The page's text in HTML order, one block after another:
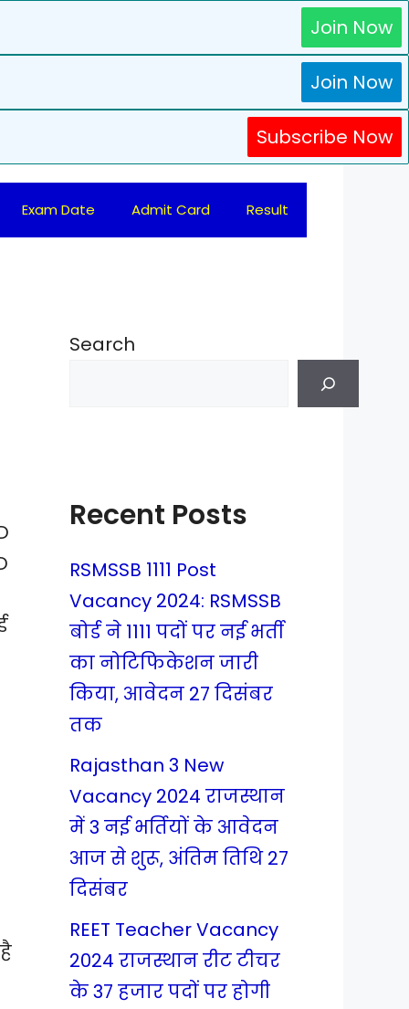
Join Now
Join Now
Subscribe Now
Exam Date Admit Card Result
Search
Recent Posts
RSMSSB 1111 Post
Vacancy 2024: RSMSSB
बोर्ड ने 1111 पदों पर नई भर्ती
का नोटिफिकेशन जारी
किया, आवेदन 27 दिसंबर
तक
Rajasthan 3 New
Vacancy 2024 राजस्थान
में 3 नई भर्तियों के आवेदन
आज से शुरू, अंतिम तिथि 27
दिसंबर
REET Teacher Vacancy
2024 राजस्थान रीट टीचर
के 37 हजार पदों पर होगी